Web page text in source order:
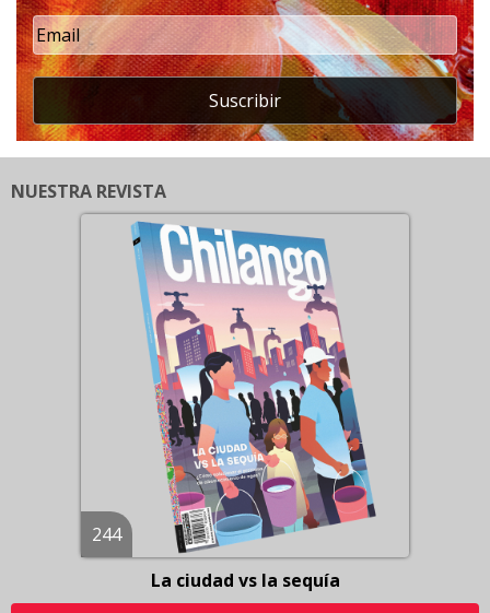
Suscribir
NUESTRA REVISTA
244
La ciudad vs la sequía